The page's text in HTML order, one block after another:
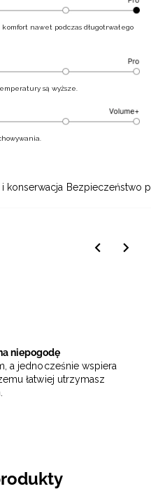
i konserwacja Bezpieczeństwo
niepogodę
a jednocześnie wspiera
łatwiej utrzymasz
nawet podczas długotrwałego
są wyższe.